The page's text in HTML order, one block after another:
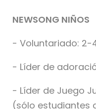
NEWSONG NIÑOS
- Voluntariado: 2-
- Líder de
- Líder de Juego
(sólo estudiantes